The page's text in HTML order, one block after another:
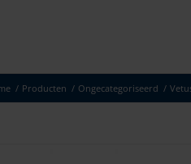
/ Producten / Ongecategoriseerd /